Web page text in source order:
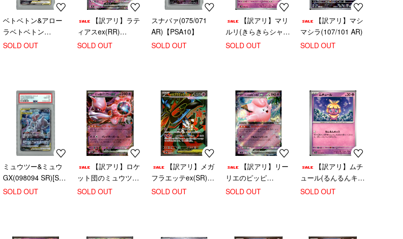
ベトベトン&アロー
ラベトベトン
GX(099/095 SR)[SA]
SOLD OUT
【訳アリ】ラテ
ィアスex(RR)
(075/193)
SOLD OUT
スナバァ(075/071
AR)【PSA10】
SOLD OUT
【訳アリ】マリ
ルリ(きらきらシャボ
ン/すてみタックル)
SOLD OUT
【訳アリ】マシ
マシラ(107/101 AR)
SOLD OUT
ミュウツー&ミュウ
GX(098094 SR)[SA]
【PSA10】[ポケモン
SOLD OUT
【訳アリ】ロケ
ット団のミュウツー
ex(039/098 RR)
SOLD OUT
【訳アリ】メガ
フラエッテex(SR)
(099/083)
SOLD OUT
【訳アリ】リー
リエのピッピ
ex(033/100 RR)
SOLD OUT
【訳アリ】ムチ
ュール(るんるんキッ
ス)
SOLD OUT